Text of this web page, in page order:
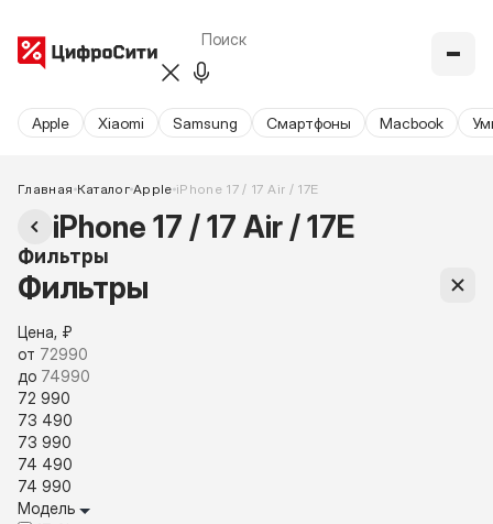
Apple Xiaomi Samsung Cмартфоны Macbook
Главная КаталогApple iPhone 17 / 17 Air / 17E
iPhone 17 / 17 Air / 17E
Фильтры
Фильтры
Цена, ₽
от
до
72 990
73 490
73 990
74 490
74 990
Модель